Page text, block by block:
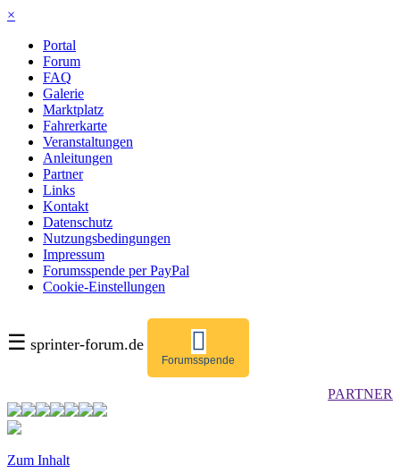
×
Portal
Forum
FAQ
Galerie
Marktplatz
Fahrerkarte
Veranstaltungen
Anleitungen
Partner
Links
Kontakt
Datenschutz
Nutzungsbedingungen
Impressum
Forumsspende per PayPal
Cookie-Einstellungen
☰ sprinter-forum.de
Forumsspende
PARTNER
Zum Inhalt